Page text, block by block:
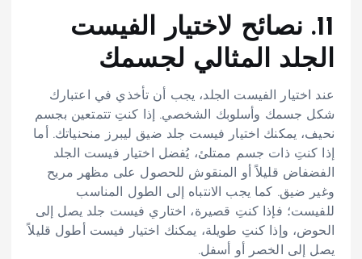
11. نصائح لاختيار الفيست
الجلد المثالي لجسمك
عند اختيار الفيست الجلد، يجب أن تأخذي في اعتبارك
شكل جسمك وأسلوبك الشخصي. إذا كنتِ تتمتعين بجسم
نحيف، يمكنك اختيار فيست جلد ضيق ليبرز منحنياتك. أما
إذا كنتِ ذات جسم ممتلئ، يُفضل اختيار فيست الجلد
الفضفاض قليلاً أو المنقوش للحصول على مظهر مريح
وغير ضيق. كما يجب الانتباه إلى الطول المناسب
للفيست؛ فإذا كنتِ قصيرة، اختاري فيست جلد يصل إلى
الحوض، وإذا كنتِ طويلة، يمكنك اختيار فيست أطول قليلاً
يصل إلى الخصر أو أسفل.